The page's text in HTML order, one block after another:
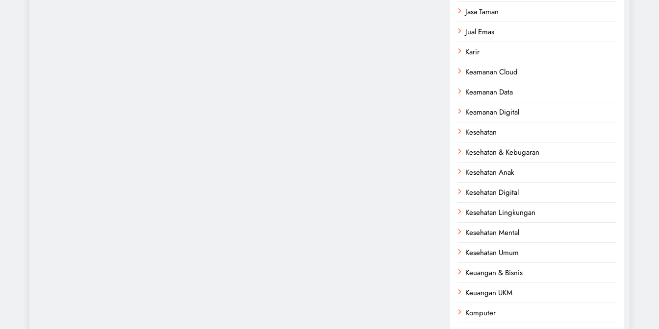
Jasa Taman
Jual Emas
Karir
Keamanan Cloud
Keamanan Data
Keamanan Digital
Kesehatan
Kesehatan & Kebugaran
Kesehatan Anak
Kesehatan Digital
Kesehatan Lingkungan
Kesehatan Mental
Kesehatan Umum
Keuangan & Bisnis
Keuangan UKM
Komputer